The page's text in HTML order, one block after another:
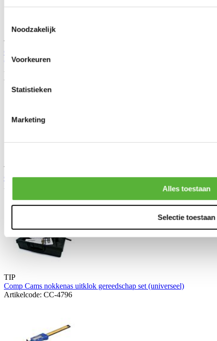
Noodzakelijk
Voorkeuren
Statistieken
Marketing
Alles toestaan
Selectie toestaan
TIP
COMBO Package Onderhoud Motul olie+Hamp olie filter
(universeel)
Je bespaart
TIP
Comp Cams klep-zuiger speling controle veren (universeel)
TIP
Comp Cams nokkenas uitklok gereedschap set (universeel)
Artikelcode: CC-4796